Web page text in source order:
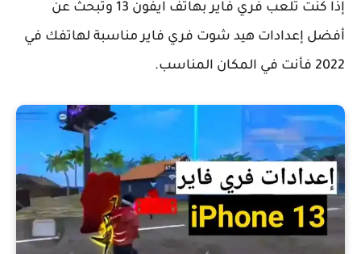
إذا كنت تلعب فري فاير بهاتف ايفون 13 وتبحث عن
أفضل إعدادات هيد شوت فري فاير مناسبة لهاتفك في
2022 فأنت في المكان المناسب.